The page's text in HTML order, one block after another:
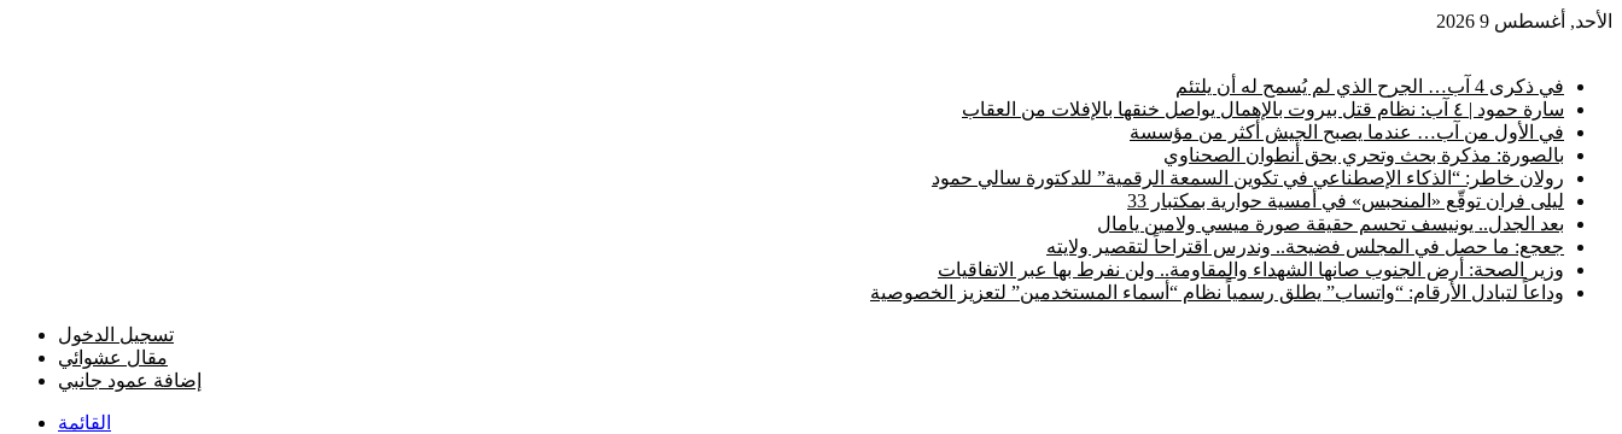
الأحد, أغسطس 9 2026
في ذكرى 4 آب… الجرح الذي لم يُسمح له أن يلتئم
سارة حمود | ٤ آب: نظام قتل بيروت بالإهمال يواصل خنقها بالإفلات من العقاب
في الأول من آب… عندما يصبح الجيش أكثر من مؤسسة
بالصورة: مذكرة بحث وتحري بحق أنطوان الصحناوي
رولان خاطر: “الذكاء الإصطناعي في تكوين السمعة الرقمية” للدكتورة سالي حمود
ليلى فران توقّع «المنحبس» في أمسية حوارية بمكتبار 33
بعد الجدل.. يونيسف تحسم حقيقة صورة ميسي ولامين يامال
جعجع: ما حصل في المجلس فضيحة.. وندرس اقتراحاً لتقصير ولايته
وزير الصحة: أرض الجنوب صانها الشهداء والمقاومة.. ولن نفرط بها عبر الاتفاقيات
وداعاً لتبادل الأرقام: “واتساب” يطلق رسمياً نظام “أسماء المستخدمين” لتعزيز الخصوصية
تسجيل الدخول
مقال عشوائي
إضافة عمود جانبي
القائمة